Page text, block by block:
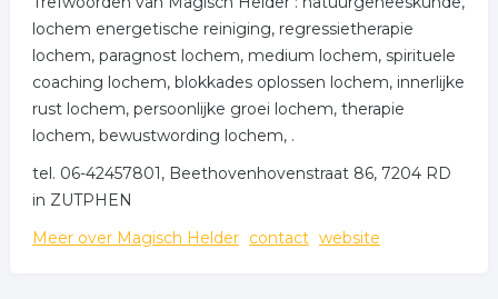
koppeling tussen reiki in Lochem
Meer bedrijven in Lochem
Wij vonden meer informatie over natuurgeneeskunde.
De volgende trefwoorden vallen ook onder deze
acupunctuur
lochem energetische reiniging, regressietherapie
lochem, paragnost lochem, medium lochem, spirituele
coaching lochem, blokkades oplossen lochem, innerlijke
rust lochem, persoonlijke groei lochem, therapie
lochem, bewustwording lochem, .
tel. 06-42457801, Beethovenhovenstraat 86, 7204 RD
in ZUTPHEN
Meer over Magisch Helder contact website